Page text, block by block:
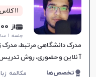
11 کلاس موفق
از 540,000 تومان
جلسه ۱ ساعتی
مدرک دانشگاهی مرتبط،
آنلاین و حضوری، روش تدریس
انضباط و پیشرفت متعهدانه.
تخصص‌ها